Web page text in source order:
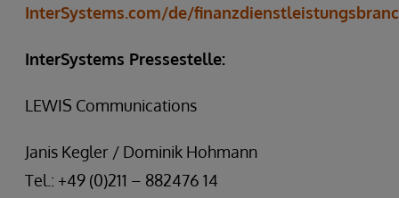
InterSystems.com/de/
InterSystems Pressestelle:
LEWIS Communications
Janis Kegler / Dominik Hohmann
Tel.: +49 (0)211 – 882476 14